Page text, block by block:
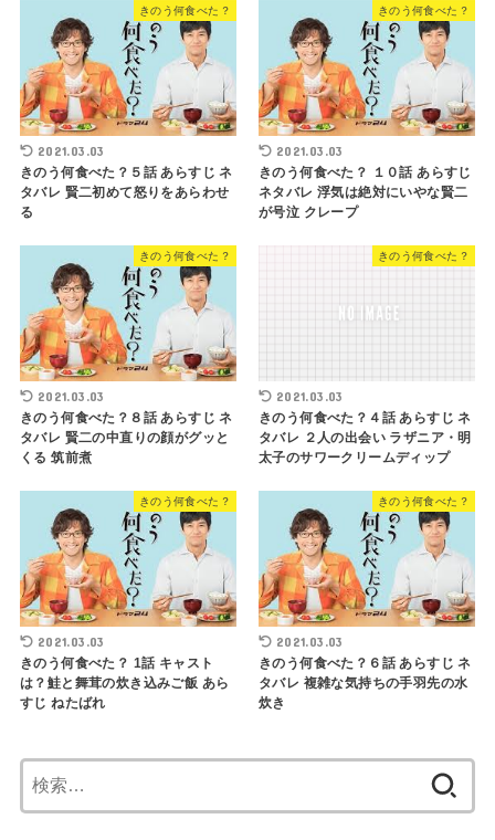
きのう何食べた？
2021.03.03
きのう何食べた？５話 あらすじ ネ
タバレ 賢二初めて怒りをあらわせ
る
きのう何食べた？
2021.03.03
きのう何食べた？ １０話 あらすじ
ネタバレ 浮気は絶対にいやな賢二
が号泣 クレープ
きのう何食べた？
2021.03.03
きのう何食べた？８話 あらすじ ネ
タバレ 賢二の中直りの顔がグッと
くる 筑前煮
きのう何食べた？
2021.03.03
きのう何食べた？４話 あらすじ ネ
タバレ ２人の出会い ラザニア・明
太子のサワークリームディップ
きのう何食べた？
2021.03.03
きのう何食べた？ 1話 キャスト
は？鮭と舞茸の炊き込みご飯 あら
すじ ねたばれ
きのう何食べた？
2021.03.03
きのう何食べた？６話 あらすじ ネ
タバレ 複雑な気持ちの手羽先の水
炊き
索: